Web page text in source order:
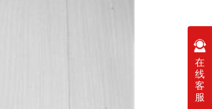
在
线
客
服